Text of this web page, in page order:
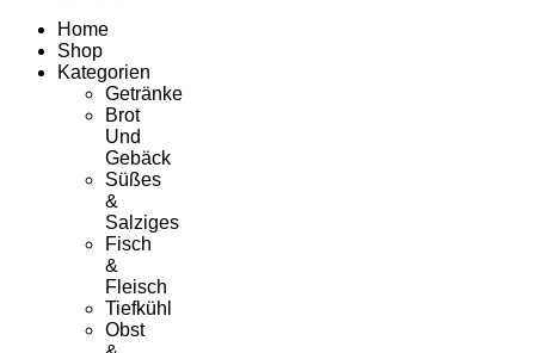
Home
Shop
Kategorien
Getränke
Brot
Und
Gebäck
Süßes
&
Salziges
Fisch
&
Fleisch
Tiefkühl
Obst